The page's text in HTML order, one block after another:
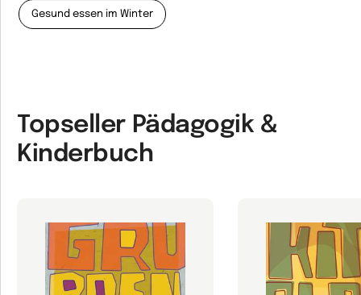
Gesund essen im Winter
Topseller Pädagogik &
Kinderbuch